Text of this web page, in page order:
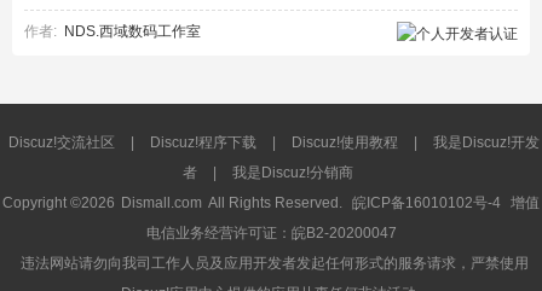
作者: NDS.西域数码工作室
Discuz!交流社区 Discuz!程序下载 Discuz!使用教程
我是Discuz!开发
者
我是Discuz!分销商
Copyright ©2026 Dismall.com All Rights Reserved. 皖ICP备16010102号-4 增值
电信业务经营许可证：皖B2-20200047
违法网站请勿向我司工作人员及应用开发者发起任何形式的服务请求，严禁使用